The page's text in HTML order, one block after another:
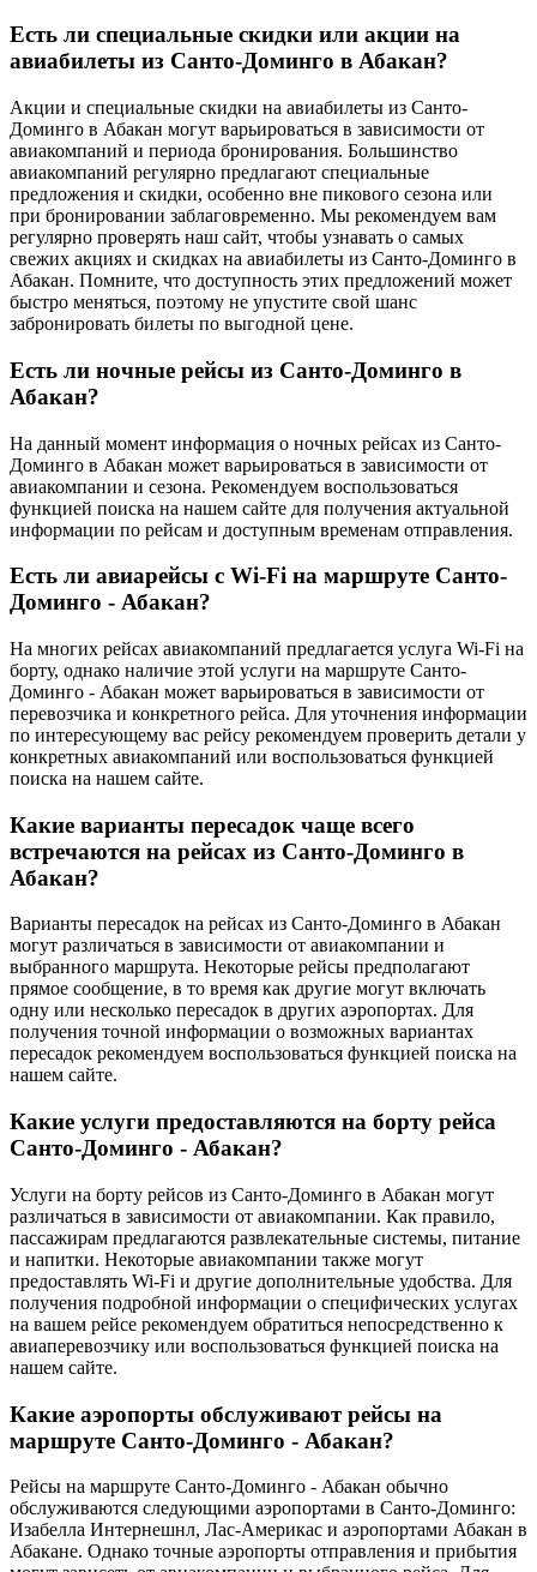
Есть ли специальные скидки или акции на
авиабилеты из Санто-Доминго в Абакан?
Акции и специальные скидки на авиабилеты из Санто-
Доминго в Абакан могут варьироваться в зависимости от
авиакомпаний и периода бронирования. Большинство
авиакомпаний регулярно предлагают специальные
предложения и скидки, особенно вне пикового сезона или
при бронировании заблаговременно. Мы рекомендуем вам
регулярно проверять наш сайт, чтобы узнавать о самых
свежих акциях и скидках на авиабилеты из Санто-Доминго в
Абакан. Помните, что доступность этих предложений может
быстро меняться, поэтому не упустите свой шанс
забронировать билеты по выгодной цене.
Есть ли ночные рейсы из Санто-Доминго в
Абакан?
На данный момент информация о ночных рейсах из Санто-
Доминго в Абакан может варьироваться в зависимости от
авиакомпании и сезона. Рекомендуем воспользоваться
функцией поиска на нашем сайте для получения актуальной
информации по рейсам и доступным временам отправления.
Есть ли авиарейсы с Wi-Fi на маршруте Санто-
Доминго - Абакан?
На многих рейсах авиакомпаний предлагается услуга Wi-Fi на
борту, однако наличие этой услуги на маршруте Санто-
Доминго - Абакан может варьироваться в зависимости от
перевозчика и конкретного рейса. Для уточнения информации
по интересующему вас рейсу рекомендуем проверить детали у
конкретных авиакомпаний или воспользоваться функцией
поиска на нашем сайте.
Какие варианты пересадок чаще всего
встречаются на рейсах из Санто-Доминго в
Абакан?
Варианты пересадок на рейсах из Санто-Доминго в Абакан
могут различаться в зависимости от авиакомпании и
выбранного маршрута. Некоторые рейсы предполагают
прямое сообщение, в то время как другие могут включать
одну или несколько пересадок в других аэропортах. Для
получения точной информации о возможных вариантах
пересадок рекомендуем воспользоваться функцией поиска на
нашем сайте.
Какие услуги предоставляются на борту рейса
Санто-Доминго - Абакан?
Услуги на борту рейсов из Санто-Доминго в Абакан могут
различаться в зависимости от авиакомпании. Как правило,
пассажирам предлагаются развлекательные системы, питание
и напитки. Некоторые авиакомпании также могут
предоставлять Wi-Fi и другие дополнительные удобства. Для
получения подробной информации о специфических услугах
на вашем рейсе рекомендуем обратиться непосредственно к
авиаперевозчику или воспользоваться функцией поиска на
нашем сайте.
Какие аэропорты обслуживают рейсы на
маршруте Санто-Доминго - Абакан?
Рейсы на маршруте Санто-Доминго - Абакан обычно
обслуживаются следующими аэропортами в Санто-Доминго:
Изабелла Интернешнл, Лас-Америкас и аэропортами Абакан в
Абакане. Однако точные аэропорты отправления и прибытия